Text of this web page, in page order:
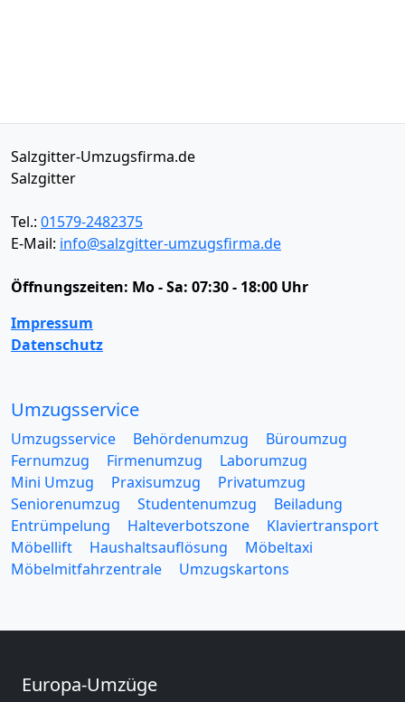
Salzgitter-Umzugsfirma.de
Salzgitter
Tel.: 01579-2482375
E-Mail: info@salzgitter-umzugsfirma.de
Öffnungszeiten: Mo - Sa: 07:30 - 18:00 Uhr
Impressum
Datenschutz
Umzugsservice
Umzugsservice Behördenumzug
Büroumzug
Fernumzug
Firmenumzug
Laborumzug
Mini Umzug
Praxisumzug
Privatumzug
Seniorenumzug
Studentenumzug
Beiladung
Entrümpelung
Halteverbotszone
Klaviertransport
Möbellift
Haushaltsauflösung
Möbeltaxi
Möbelmitfahrzentrale
Umzugskartons
Europa-Umzüge